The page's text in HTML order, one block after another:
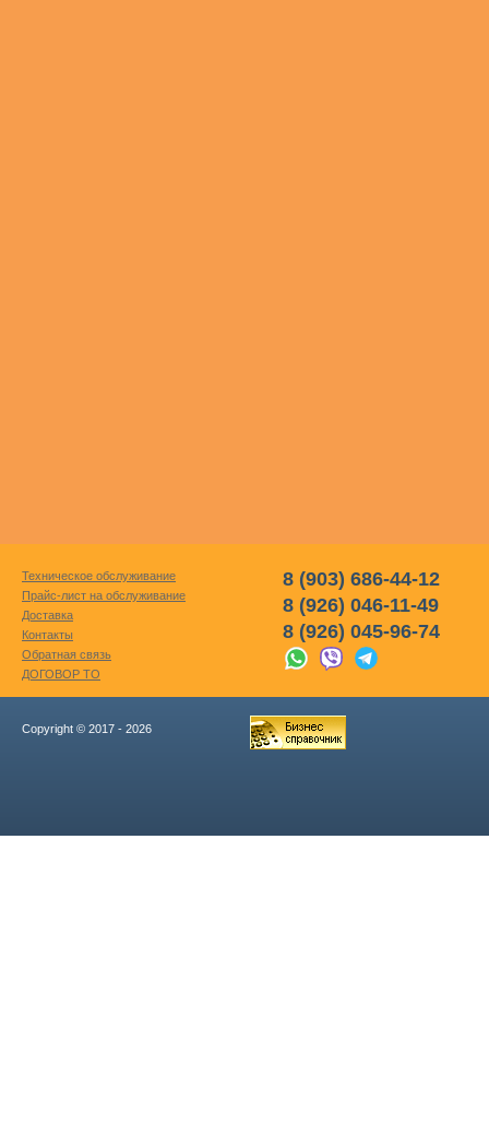
Техническое обслуживание
Прайс-лист на обслуживание
Доставка
Контакты
Обратная связь
ДОГОВОР ТО
8 (903) 686-44-12
8 (926) 046-11-49
8 (926) 045-96-74
Copyright © 2017 - 2026